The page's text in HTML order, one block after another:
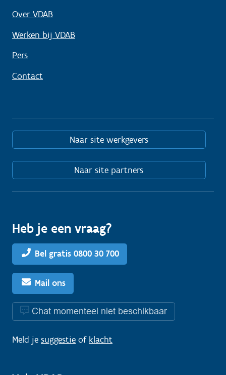
Over VDAB
Werken bij VDAB
Pers
Contact
Naar site werkgevers
Naar site partners
Heb je een vraag?
Bel gratis 0800 30 700
Mail ons
Chat momenteel niet beschikbaar
Meld je suggestie of klacht